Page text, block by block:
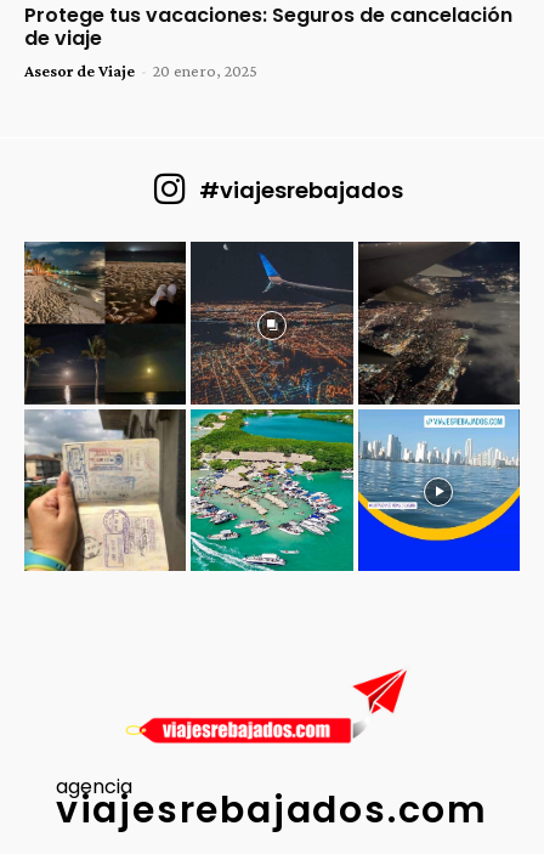
Protege tus vacaciones: Seguros de cancelación
de viaje
Asesor de Viaje - 20 enero, 2025
#viajesrebajados
agencia
viajesrebajados.com